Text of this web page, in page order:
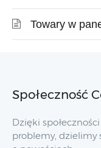
Towary w
Społeczność
Dzięki
problemy, dzielimy